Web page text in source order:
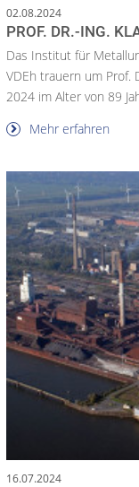
02.08.2024
PROF. DR.-ING.
Das Institut für
VDEh trauern um Prof.
2024 im Alter von 89
Mehr erfahren
16.07.2024